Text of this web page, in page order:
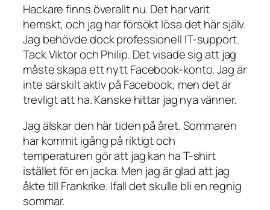
Hackare finns överallt nu. Det har varit
hemskt, och jag har försökt lösa det här själv.
Jag behövde dock professionell IT-support.
Tack Viktor och Philip. Det visade sig att jag
måste skapa ett nytt Facebook-konto. Jag är
inte särskilt aktiv på Facebook, men det är
trevligt att ha. Kanske hittar jag nya vänner.
Jag älskar den här tiden på året. Sommaren
har kommit igång på riktigt och
temperaturen gör att jag kan ha T-shirt
istället för en jacka. Men jag är glad att jag
åkte till Frankrike. Ifall det skulle bli en regnig
sommar.